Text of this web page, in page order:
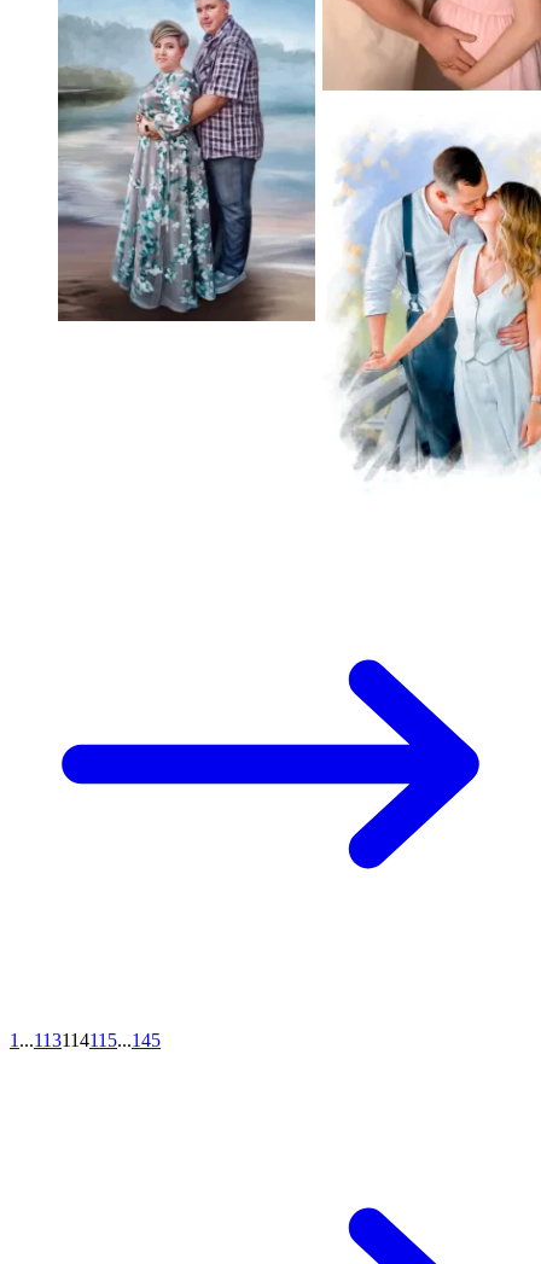
1 ...113114115...145